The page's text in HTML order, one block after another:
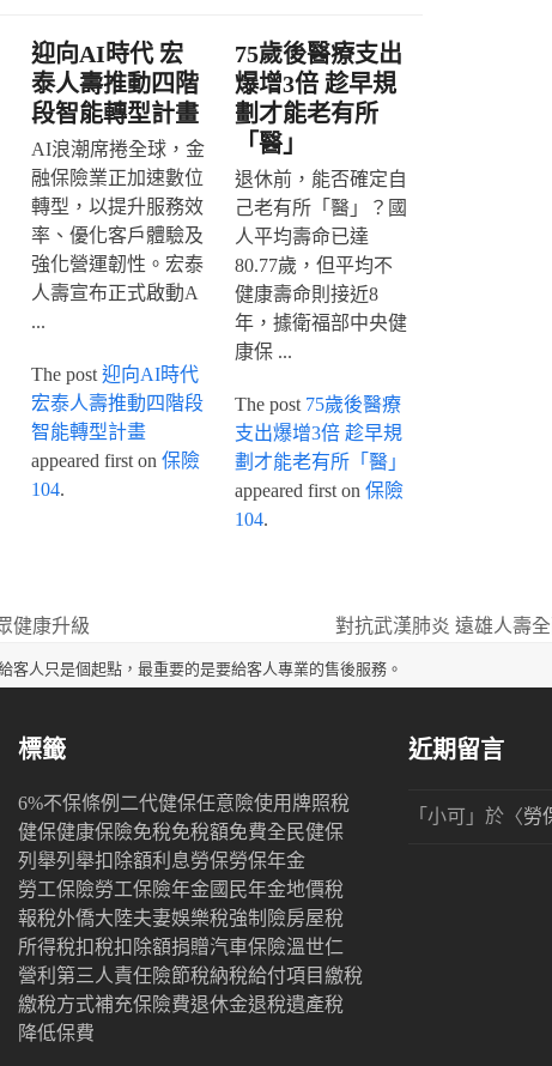
迎向AI時代 宏
泰人壽推動四階
段智能轉型計畫
AI浪潮席捲全球，金
融保險業正加速數位
轉型，以提升服務效
率、優化客戶體驗及
強化營運韌性。宏泰
人壽宣布正式啟動A
...
The post 迎向AI時代
宏泰人壽推動四階段
智能轉型計畫
appeared first on 保險
104.
75歲後醫療支出
爆增3倍 趁早規
劃才能老有所
「醫」
退休前，能否確定自
己老有所「醫」？國
人平均壽命已達
80.77歲，但平均不
健康壽命則接近8
年，據衛福部中央健
康保 ...
The post 75歲後醫療
支出爆增3倍 趁早規
劃才能老有所「醫」
appeared first on 保險
104.
健康升級
next
post:
對抗武漢肺炎 遠雄人壽
人只是個起點，最重要的是要給客人專業的售後服務。
標籤
6%不保條例 二代健保任意險使用牌照稅
健保健康保險免稅免稅額免費全民健保
列舉列舉扣除額利息勞保勞保年金
勞工保險勞工保險年金國民年金地價稅
報稅外僑大陸夫妻娛樂稅強制險房屋稅
所得稅扣稅扣除額捐贈汽車保險溫世仁
營利 第三人責任險節稅納稅給付項目 繳稅
繳稅方式補充保險費退休金退稅遺產稅
降低保費
近期留言
「小可 」於〈勞